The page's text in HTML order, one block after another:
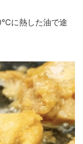
に熱した油で途